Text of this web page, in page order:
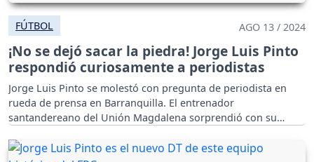
FÚTBOL AGO 13 / 2024
¡No se dejó sacar la piedra! Jorge Luis Pinto
respondió curiosamente a periodistas
Jorge Luis Pinto se molestó con pregunta de periodista en
rueda de prensa en Barranquilla. El entrenador
santandereano del Unión Magdalena sorprendió con su